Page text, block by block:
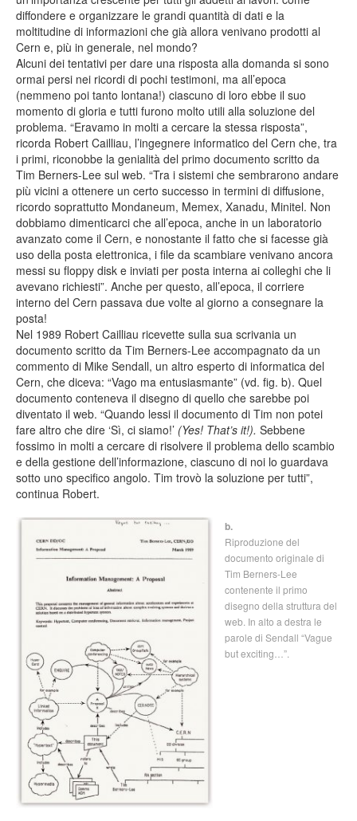
diffondere e organizzare le grandi quantità di dati e la
moltitudine di informazioni che già allora venivano prodotti al
Cern e, più in generale, nel mondo?
Alcuni dei tentativi per dare una risposta alla domanda si sono
ormai persi nei ricordi di pochi testimoni, ma all’epoca
(nemmeno poi tanto lontana!) ciascuno di loro ebbe il suo
momento di gloria e tutti furono molto utili alla soluzione del
problema. “Eravamo in molti a cercare la stessa risposta”,
ricorda Robert Cailliau, l’ingegnere informatico del Cern che, tra
i primi, riconobbe la genialità del primo documento scritto da
Tim Berners-Lee sul web. “Tra i sistemi che sembrarono andare
più vicini a ottenere un certo successo in termini di diffusione,
ricordo soprattutto Mondaneum, Memex, Xanadu, Minitel. Non
dobbiamo dimenticarci che all’epoca, anche in un laboratorio
avanzato come il Cern, e nonostante il fatto che si facesse già
uso della posta elettronica, i file da scambiare venivano ancora
messi su floppy disk e inviati per posta interna ai colleghi che li
avevano richiesti”. Anche per questo, all’epoca, il corriere
interno del Cern passava due volte al giorno a consegnare la
posta!
Nel 1989 Robert Cailliau ricevette sulla sua scrivania un
documento scritto da Tim Berners-Lee accompagnato da un
commento di Mike Sendall, un altro esperto di informatica del
Cern, che diceva: “Vago ma entusiasmante” (vd. fig. b). Quel
documento conteneva il disegno di quello che sarebbe poi
diventato il web. “Quando lessi il documento di Tim non potei
fare altro che dire ‘Sì, ci siamo!’ (Yes! That’s it!). Sebbene
fossimo in molti a cercare di risolvere il problema dello scambio
e della gestione dell’informazione, ciascuno di noi lo guardava
sotto uno specifico angolo. Tim trovò la soluzione per tutti”,
continua Robert.
b.
Riproduzione del
documento originale di
Tim Berners-Lee
contenente il primo
disegno della struttura del
web. In alto a destra le
parole di Sendall “Vague
but exciting…”.